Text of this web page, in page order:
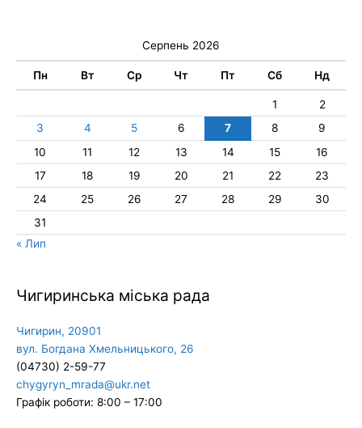
Серпень 2026
Пн Вт Ср Чт Пт Сб Нд
1
2
3
4 5 6 7 8
9
10
11 12 13 14 15
16
17
18 19 20 21 22
23
24
25 26 27 28 29
30
31
« Лип
Чигиринська міська рада
Чигирин, 20901
вул. Богдана Хмельницького, 26
(04730) 2-59-77
chygyryn_mrada@ukr.net
Графік роботи: 8:00 – 17:00